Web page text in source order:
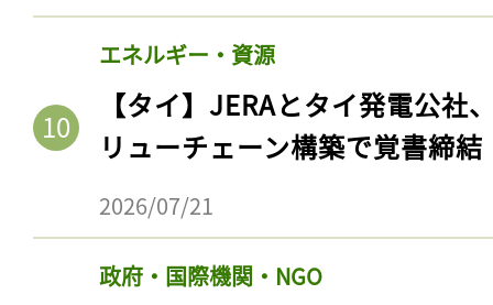
エネルギー・資源
【タイ】JERAとタイ発電公社
リューチェーン構築で覚書締結
2026/07/21
政府・国際機関・NGO